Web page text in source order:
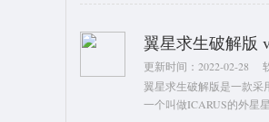
翼星求生破解版
更新时间： 2022-02-28
翼星求生破解版是一款采
一个叫做ICARUS的外星